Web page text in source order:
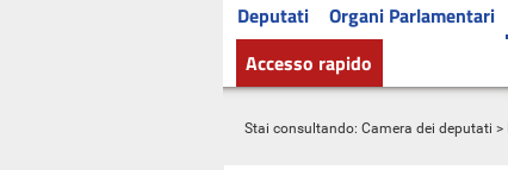
Deputati Organi Parlamentari
Accesso rapido
Stai consultando: Camera dei deputati >